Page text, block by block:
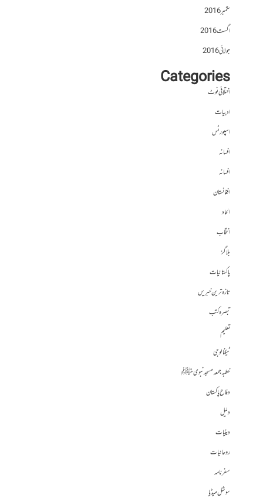
ستمبر 2016
اگست 2016
جولائی 2016
Categories
اختلافی نوٹ
ادبیات
اسپورٹس
افسانہ
افسانہ
افغانستان
الحاد
انتخاب
بلاگز
پاکستانیات
تازہ ترین خبریں
تبصرہ کتب
تعلیم
ٹیکنالوجی
خطبہ جمعہ مسجد نبوی ﷺ
دفاع پاکستان
دلیل
دینیات
روحانیات
سفرنامہ
سوشل میڈیا